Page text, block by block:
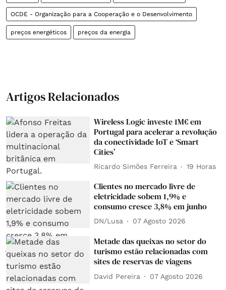
OCDE - Organização para a Cooperação e o Desenvolvimento
preços energéticos preços da energia
Artigos Relacionados
Wireless Logic investe 1M€ em
Portugal para acelerar a revolução
da conectividade IoT e ‘Smart
Cities’
Ricardo Simões Ferreira 19 Horas
Clientes no mercado livre de
eletricidade sobem 1,9% e
consumo cresce 3,8% em junho
DN/Lusa 07 Agosto 2026
Metade das queixas no setor do
turismo estão relacionadas com
sites de reservas de viagens
David Pereira 07 Agosto 2026